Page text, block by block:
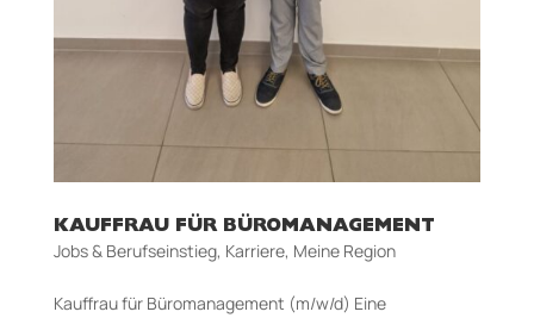
KAUFFRAU FÜR BÜROMANAGEMENT
Jobs & Berufseinstieg, Karriere, Meine Region
Kauffrau für Büromanagement (m/w/d) Eine